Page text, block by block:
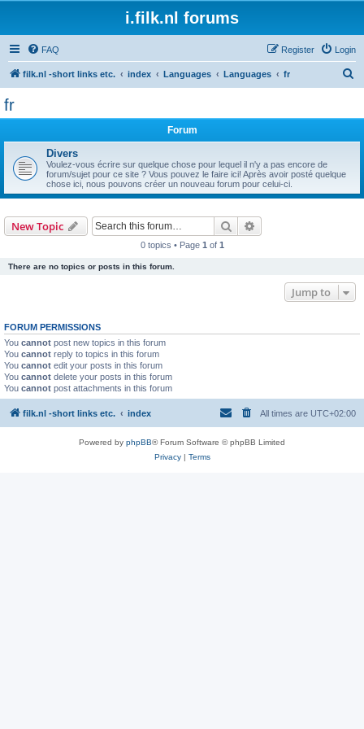
i.filk.nl forums
FAQ Login
Register
filk.nl -short links etc. index Languages Languages fr
fr
Forum
Divers
Voulez-vous écrire sur quelque chose pour lequel il n'y a pas encore de
forum/sujet pour ce site ? Vous pouvez le faire ici! Après avoir posté quelque
chose ici, nous pouvons créer un nouveau forum pour celui-ci.
New Topic Search
0 topics • Page 1 of 1
There are no topics or posts in this forum.
Jump to
FORUM PERMISSIONS
You cannot post new topics in this forum
You cannot reply to topics in this forum
You cannot edit your posts in this forum
You cannot delete your posts in this forum
You cannot post attachments in this forum
filk.nl -short links etc. index All times are UTC+02:00
Powered by phpBB® Forum Software © phpBB Limited
Privacy| Terms